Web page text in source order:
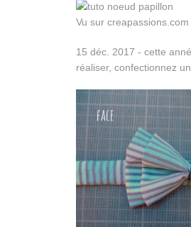
Vu sur creapassions.com
15 déc. 2017 - cette
réaliser, confectionnez